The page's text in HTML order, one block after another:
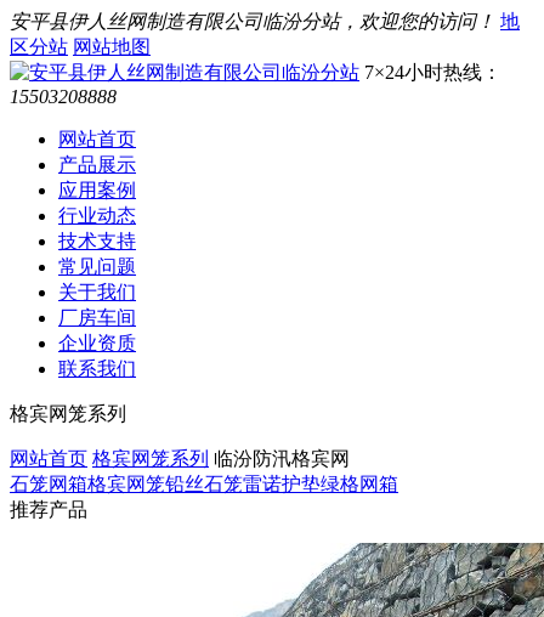
安平县伊人丝网制造有限公司临汾分站，欢迎您的访问！ 地
区分站 网站地图
7×24小时热线：
15503208888
网站首页
产品展示
应用案例
行业动态
技术支持
常见问题
关于我们
厂房车间
企业资质
联系我们
格宾网笼系列
网站首页 格宾网笼系列 临汾防汛格宾网
石笼网箱格宾网笼铅丝石笼雷诺护垫绿格网箱
推荐产品